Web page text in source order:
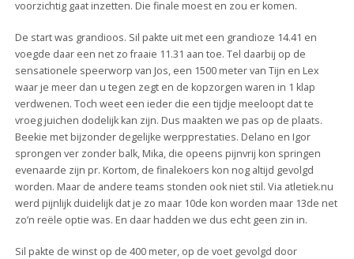
voorzichtig gaat inzetten. Die finale moest en zou er komen.
De start was grandioos. Sil pakte uit met een grandioze 14.41 en
voegde daar een net zo fraaie 11.31 aan toe. Tel daarbij op de
sensationele speerworp van Jos, een 1500 meter van Tijn en Lex
waar je meer dan u tegen zegt en de kopzorgen waren in 1 klap
verdwenen. Toch weet een ieder die een tijdje meeloopt dat te
vroeg juichen dodelijk kan zijn. Dus maakten we pas op de plaats.
Beekie met bijzonder degelijke werpprestaties. Delano en Igor
sprongen ver zonder balk, Mika, die opeens pijnvrij kon springen
evenaarde zijn pr. Kortom, de finalekoers kon nog altijd gevolgd
worden. Maar de andere teams stonden ook niet stil. Via atletiek.nu
werd pijnlijk duidelijk dat je zo maar 10de kon worden maar 13de net
zo’n reële optie was. En daar hadden we dus echt geen zin in.
Sil pakte de winst op de 400 meter, op de voet gevolgd door